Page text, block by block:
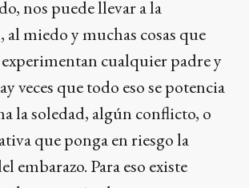
nos puede llevar a la
al miedo y muchas cosas que
cualquier padre y
veces que todo eso se potencia
la soledad, algún conflicto, o
que ponga en riesgo la
embarazo. Para eso existe